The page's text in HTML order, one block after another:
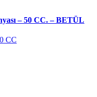
– 50 CC. – BETÜL